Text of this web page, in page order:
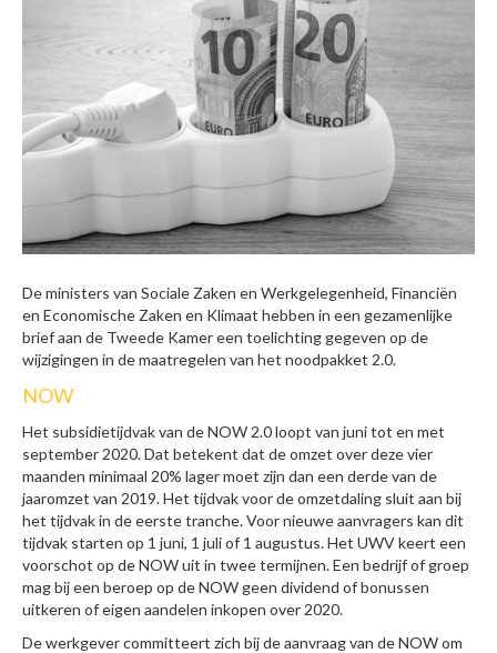
De ministers van Sociale Zaken en Werkgelegenheid, Financiën
en Economische Zaken en Klimaat hebben in een gezamenlijke
brief aan de Tweede Kamer een toelichting gegeven op de
wijzigingen in de maatregelen van het noodpakket 2.0.
NOW
Het subsidietijdvak van de NOW 2.0 loopt van juni tot en met
september 2020. Dat betekent dat de omzet over deze vier
maanden minimaal 20% lager moet zijn dan een derde van de
jaaromzet van 2019. Het tijdvak voor de omzetdaling sluit aan bij
het tijdvak in de eerste tranche. Voor nieuwe aanvragers kan dit
tijdvak starten op 1 juni, 1 juli of 1 augustus. Het UWV keert een
voorschot op de NOW uit in twee termijnen. Een bedrijf of groep
mag bij een beroep op de NOW geen dividend of bonussen
uitkeren of eigen aandelen inkopen over 2020.
De werkgever committeert zich bij de aanvraag van de NOW om